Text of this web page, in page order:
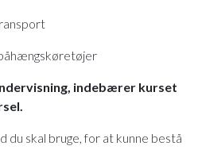
indebærer kurset
du skal bruge, for at kunne bestå